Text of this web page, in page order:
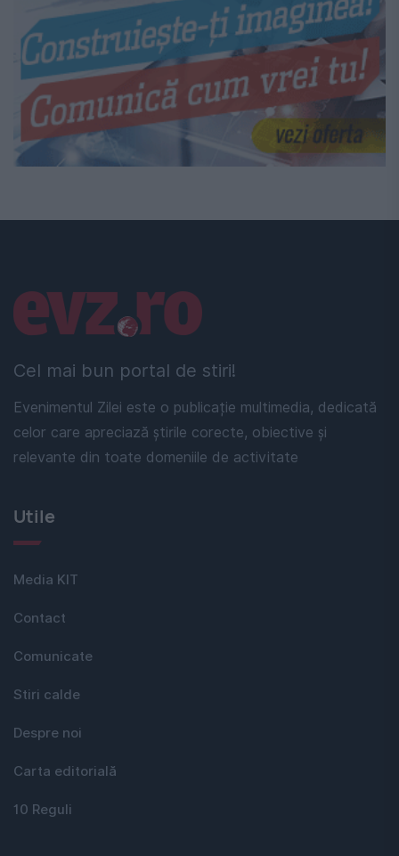
Cel mai bun portal de stiri!
Evenimentul Zilei este o publicație multimedia, dedicată
celor care apreciază știrile corecte, obiective și
relevante din toate domeniile de activitate
Linkuri utile
Utile
Media KIT
Contact
Comunicate
Stiri calde
Despre noi
Carta editorială
10 Reguli